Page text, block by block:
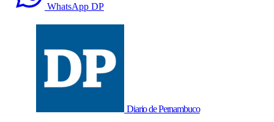
WhatsApp DP
Diario de Pernambuco